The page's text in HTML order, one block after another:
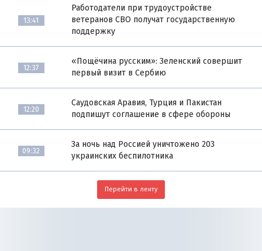
13:41
Работодатели при трудоустройстве
ветеранов СВО получат государственную
поддержку
12:37
«Пощёчина русским»: Зеленский совершит
первый визит в Сербию
12:20
Саудовская Аравия, Турция и Пакистан
подпишут соглашение в сфере обороны
09:32
За ночь над Россией уничтожено 203
украинских беспилотника
Перейти в ленту